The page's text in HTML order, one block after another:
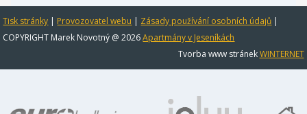
Tisk stránky | Provozovatel webu | Zásady používání osobních údajů |
COPYRIGHT Marek Novotný @ 2026Apartmány v Jeseníkách
Tvorba www stránekWINTERNET